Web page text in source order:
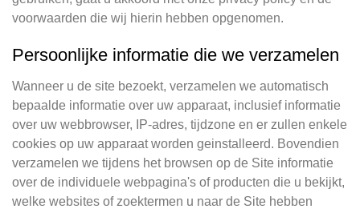
voorwaarden die wij hierin hebben opgenomen.
Persoonlijke informatie die we verzamelen
Wanneer u de site bezoekt, verzamelen we automatisch
bepaalde informatie over uw apparaat, inclusief informatie
over uw webbrowser, IP-adres, tijdzone en er zullen enkele
cookies op uw apparaat worden geinstalleerd. Bovendien
verzamelen we tijdens het browsen op de Site informatie
over de individuele webpagina's of producten die u bekijkt,
welke websites of zoektermen u naar de Site hebben